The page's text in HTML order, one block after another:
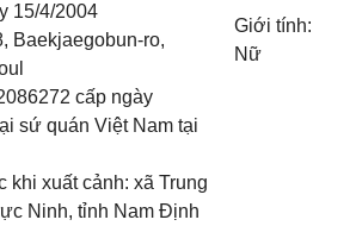
15/4/2004
Baekjaegobun-ro,
cấp ngày
sứ quán Việt Nam tại
khi xuất cảnh: xã Trung
Ninh, tỉnh Nam Định
Giới tính:
Nữ